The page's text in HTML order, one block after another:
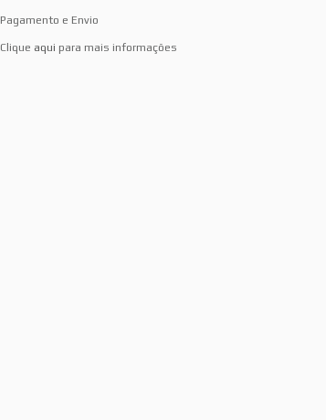
Pagamento e Envio
Clique aqui para mais informações